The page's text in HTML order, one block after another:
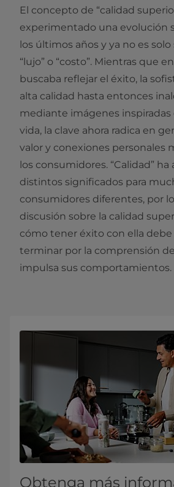
El concepto de “calidad
experimentado una evolución
los últimos años y ya no es
“lujo” o “costo”. Mientras que
buscaba reflejar el éxito, la
alta calidad hasta entonces
mediante imágenes inspiradas
vida, la clave ahora radica en
valor y conexiones personales
los consumidores. “Calidad”
distintos significados para
consumidores diferentes, por
discusión sobre la calidad
cómo tener éxito con ella debe
terminar por la comprensión
impulsa sus comportamientos.
Obtenga más